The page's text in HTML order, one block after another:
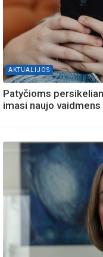
AKTUALIJOS
Patyčioms
imasi naujo vaidmens